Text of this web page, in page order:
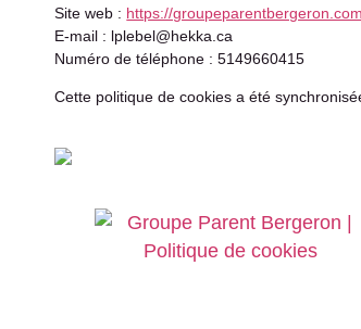
Site web : https://groupeparentbergeron.com
E-mail : lplebel@hekka.ca
Numéro de téléphone : 5149660415
Cette politique de cookies a été